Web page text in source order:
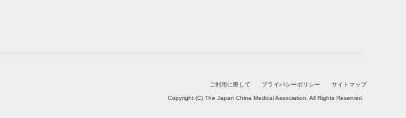
ご利用に際して プライバシーポリシー サイトマップ
Copyright (C) The Japan China Medical Association. All Rights Reserved.